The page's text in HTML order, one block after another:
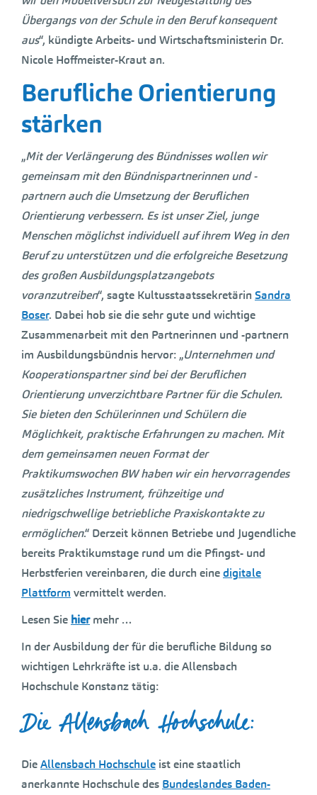
Übergangs von der Schule in den Beruf konsequent
aus“, kündigte Arbeits- und Wirtschaftsministerin Dr.
Nicole Hoffmeister-Kraut an.
Berufliche Orientierung
stärken
„Mit der Verlängerung des Bündnisses wollen wir
gemeinsam mit den Bündnispartnerinnen und -
partnern auch die Umsetzung der Beruflichen
Orientierung verbessern. Es ist unser Ziel, junge
Menschen möglichst individuell auf ihrem Weg in den
Beruf zu unterstützen und die erfolgreiche Besetzung
des großen Ausbildungsplatzangebots
voranzutreiben“, sagte Kultusstaatssekretärin Sandra
Boser. Dabei hob sie die sehr gute und wichtige
Zusammenarbeit mit den Partnerinnen und -partnern
im Ausbildungsbündnis hervor: „Unternehmen und
Kooperationspartner sind bei der Beruflichen
Orientierung unverzichtbare Partner für die Schulen.
Sie bieten den Schülerinnen und Schülern die
Möglichkeit, praktische Erfahrungen zu machen. Mit
dem gemeinsamen neuen Format der
Praktikumswochen BW haben wir ein hervorragendes
zusätzliches Instrument, frühzeitige und
niedrigschwellige betriebliche Praxiskontakte zu
ermöglichen.“ Derzeit können Betriebe und Jugendliche
bereits Praktikumstage rund um die Pfingst- und
Herbstferien vereinbaren, die durch einedigitale
Plattform vermittelt werden.
Lesen Sie hiermehr …
In der Ausbildung der für die berufliche Bildung so
wichtigen Lehrkräfte ist u.a. die Allensbach
Hochschule Konstanz tätig:
Die Allensbach Hochschule:
DieAllensbach Hochschule ist eine staatlich
anerkannte Hochschule des Bundeslandes Baden-